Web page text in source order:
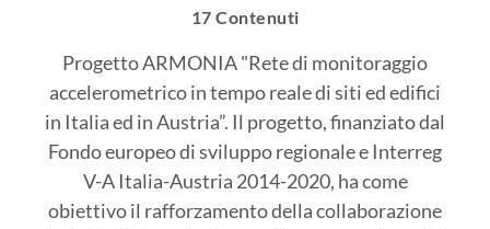
17 Contenuti
Progetto ARMONIA "Rete di monitoraggio
accelerometrico in tempo reale di siti ed edifici
in Italia ed in Austria”. Il progetto, finanziato dal
Fondo europeo di sviluppo regionale e Interreg
V-A Italia-Austria 2014-2020, ha come
obiettivo il rafforzamento della collaborazione